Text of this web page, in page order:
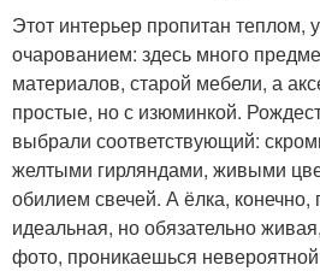
Этот интерьер пропитан теплом,
очарованием: здесь много
материалов, старой мебели, а
простые, но с изюминкой.
выбрали соответствующий:
желтыми гирляндами, живыми
обилием свечей. А ёлка, конечно,
идеальная, но обязательно
фото, проникаешься